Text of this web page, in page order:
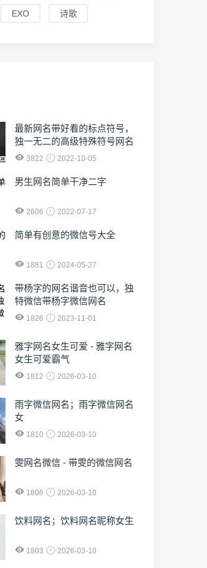
EXO 诗歌
最新网名带好看的标点符号，
独一无二的高级特殊符号网名
3822 2022-10-05
男生网名简单干净二字
2606 2022-07-17
简单有创意的微信号大全
1881 2024-05-27
​带杨字的网名谐音也可以，独
特微信带杨字微信网名
1826 2023-11-01
雅字网名女生可爱 - 雅字网名
女生可爱霸气
1812 2026-03-10
雨字微信网名；雨字微信网名
女
1810 2026-03-10
雯网名微信 - 带雯的微信网名
1806 2026-03-10
饮料网名；饮料网名昵称女生
1803 2026-03-10